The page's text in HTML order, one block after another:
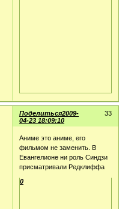
Поделиться 33
2009-
04-23 18:09:10
Аниме это аниме, его
фильмом не заменить. В
Евангелионе ни роль Синдзи
присматривали Редклиффа
0